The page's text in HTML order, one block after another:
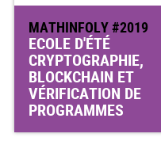
MATHINFOLY #2019
ECOLE D'ÉTÉ
CRYPTOGRAPHIE,
BLOCKCHAIN ET
VÉRIFICATION DE
PROGRAMMES